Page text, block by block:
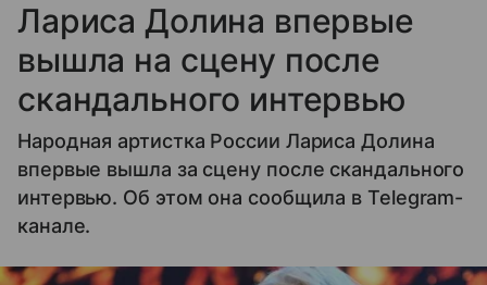
Лариса Долина впервые
вышла на сцену после
скандального интервью
Народная артистка России Лариса Долина
впервые вышла за сцену после скандального
интервью. Об этом она сообщила в Telegram-
канале.